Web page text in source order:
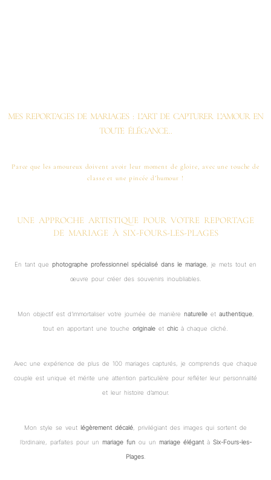
MES REPORTAGES DE MARIAGES : L’ART DE CAPTURER L’AMOUR EN
TOUTE ÉLÉGANCE...
Parce que les amoureux doivent avoir leur moment de gloire, avec une touche de
classe et une pincée d’humour !
UNE APPROCHE ARTISTIQUE POUR VOTRE REPORTAGE
DE MARIAGE À SIX-FOURS-LES-PLAGES
En tant que photographe professionnel spécialisé dans le mariage , je mets tout en
œuvre pour créer des souvenirs inoubliables.
Mon objectif est d’immortaliser votre journée de manière naturelleet authentique,
tout en apportant une touche originale et chicà chaque cliché.
Avec une expérience de plus de 100 mariages capturés, je comprends que chaque
couple est unique et mérite une attention particulière pour refléter leur personnalité
et leur histoire d’amour.
Mon style se veut légèrement décalé , privilégiant des images qui sortent de
l’ordinaire, parfaites pour un mariage funou un mariage élégantà Six-Fours-les-
Plages.